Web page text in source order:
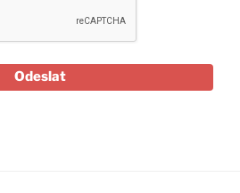
Odeslat